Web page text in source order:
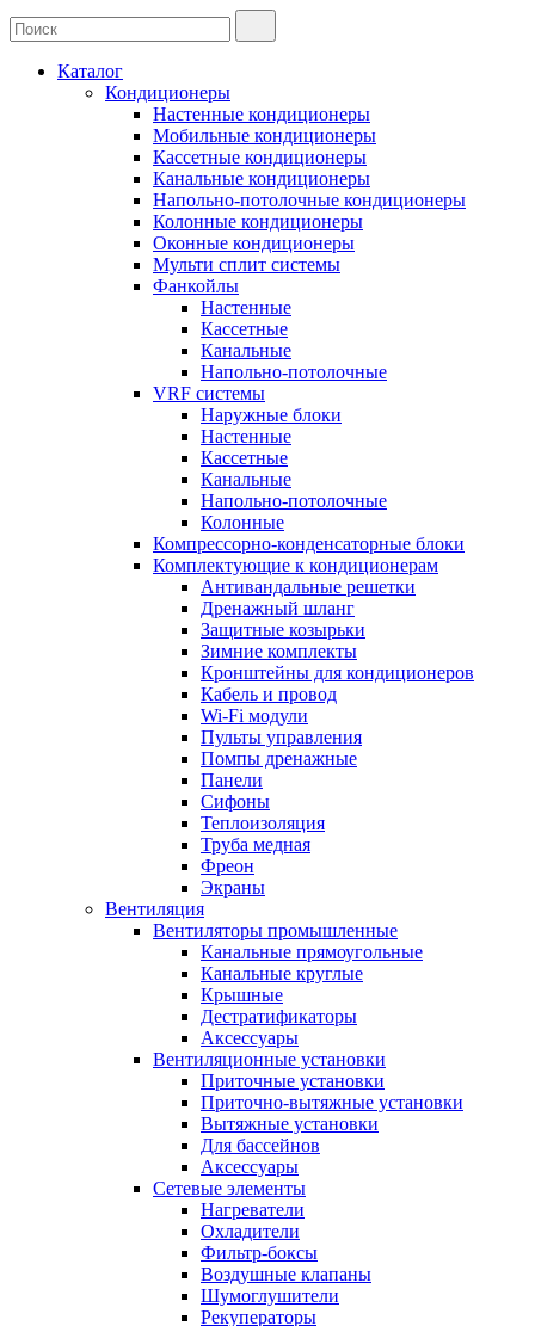
Каталог
Кондиционеры
Настенные кондиционеры
Мобильные кондиционеры
Кассетные кондиционеры
Канальные кондиционеры
Напольно-потолочные кондиционеры
Колонные кондиционеры
Оконные кондиционеры
Мульти сплит системы
Фанкойлы
Настенные
Кассетные
Канальные
Напольно-потолочные
VRF системы
Наружные блоки
Настенные
Кассетные
Канальные
Напольно-потолочные
Колонные
Компрессорно-конденсаторные блоки
Комплектующие к кондиционерам
Антивандальные решетки
Дренажный шланг
Защитные козырьки
Зимние комплекты
Кронштейны для кондиционеров
Кабель и провод
Wi-Fi модули
Пульты управления
Помпы дренажные
Панели
Сифоны
Теплоизоляция
Труба медная
Фреон
Экраны
Вентиляция
Вентиляторы промышленные
Канальные прямоугольные
Канальные круглые
Крышные
Дестратификаторы
Аксессуары
Вентиляционные установки
Приточные установки
Приточно-вытяжные установки
Вытяжные установки
Для бассейнов
Аксессуары
Сетевые элементы
Нагреватели
Охладители
Фильтр-боксы
Воздушные клапаны
Шумоглушители
Рекуператоры